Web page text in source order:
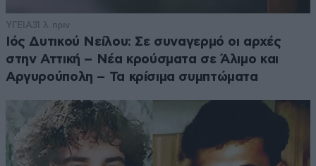
ΥΓΕΙΑ31 λ. πριν
Ιός Δυτικού Νείλου: Σε συναγερμό οι αρχές
στην Αττική – Νέα κρούσματα σε Άλιμο και
Αργυρούπολη – Τα κρίσιμα συμπτώματα